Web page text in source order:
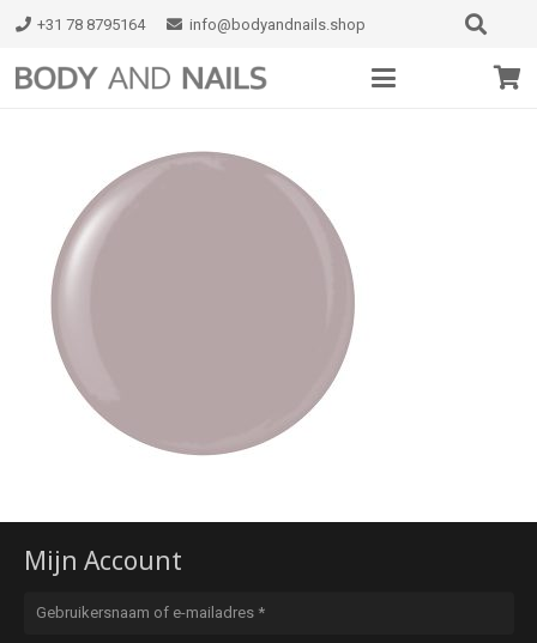
+31 78 8795164 info@bodyandnails.shop
Mijn Account